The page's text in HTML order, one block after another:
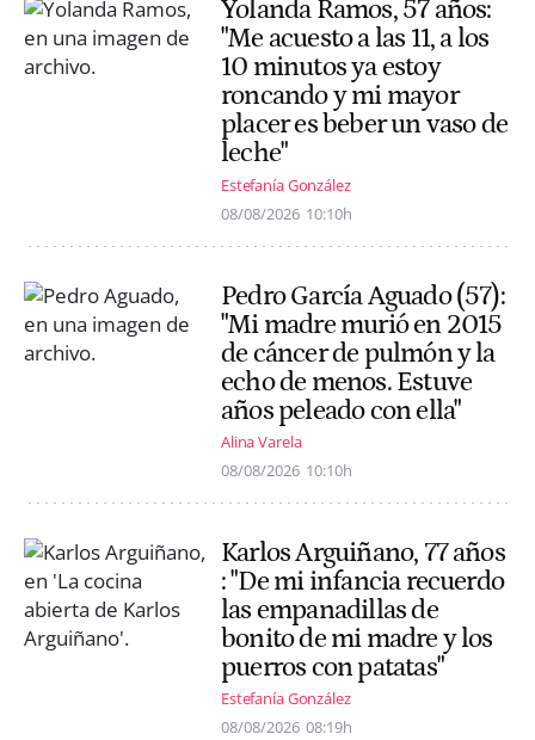
Yolanda Ramos, 57 años:
"Me acuesto a las 11, a los
10 minutos ya estoy
roncando y mi mayor
placer es beber un vaso de
leche"
Estefanía González
08/08/2026 10:10h
Pedro García Aguado (57):
"Mi madre murió en 2015
de cáncer de pulmón y la
echo de menos. Estuve
años peleado con ella"
Alina Varela
08/08/2026 10:10h
Karlos Arguiñano, 77 años
: "De mi infancia recuerdo
las empanadillas de
bonito de mi madre y los
puerros con patatas"
Estefanía González
08/08/2026 08:19h